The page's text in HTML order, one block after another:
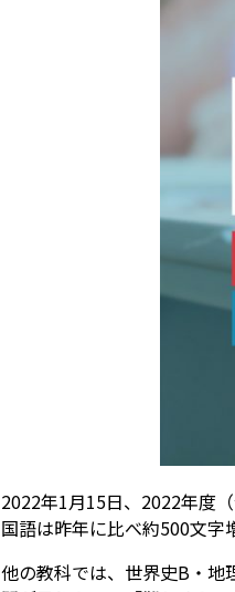
2022年1月15日、2022年度
国語は昨年に比べ約500文字
他の教科では、世界史B・地